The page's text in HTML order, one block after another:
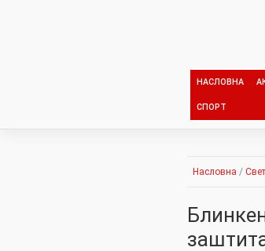
НАСЛОВНА
СПОРТ
Насловна / Свет